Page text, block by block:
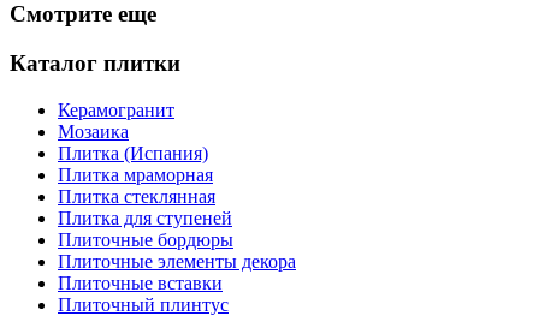
Смотрите еще
Каталог плитки
Керамогранит
Мозаика
Плитка (Испания)
Плитка мраморная
Плитка стеклянная
Плитка для ступеней
Плиточные бордюры
Плиточные элементы декора
Плиточные вставки
Плиточный плинтус